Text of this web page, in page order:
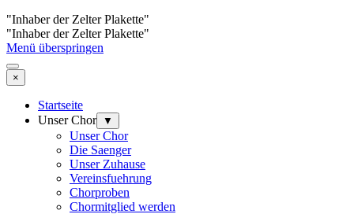
"Inhaber der Zelter Plakette"
"Inhaber der Zelter Plakette"
Menü überspringen
×
Startseite
Unser Chor
▼
Unser Chor
Die Saenger
Unser Zuhause
Vereinsfuehrung
Chorproben
Chormitglied werden